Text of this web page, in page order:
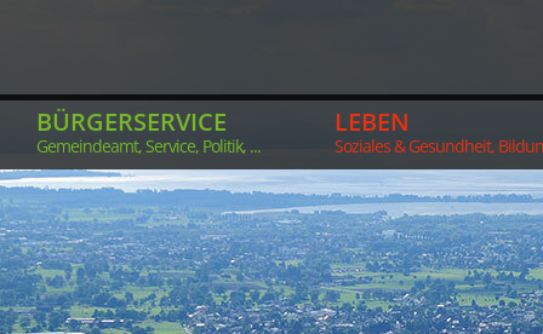
BÜRGERSERVICE
Gemeindeamt, Service, Politik, ...
LEBEN
Soziales & Gesundheit,